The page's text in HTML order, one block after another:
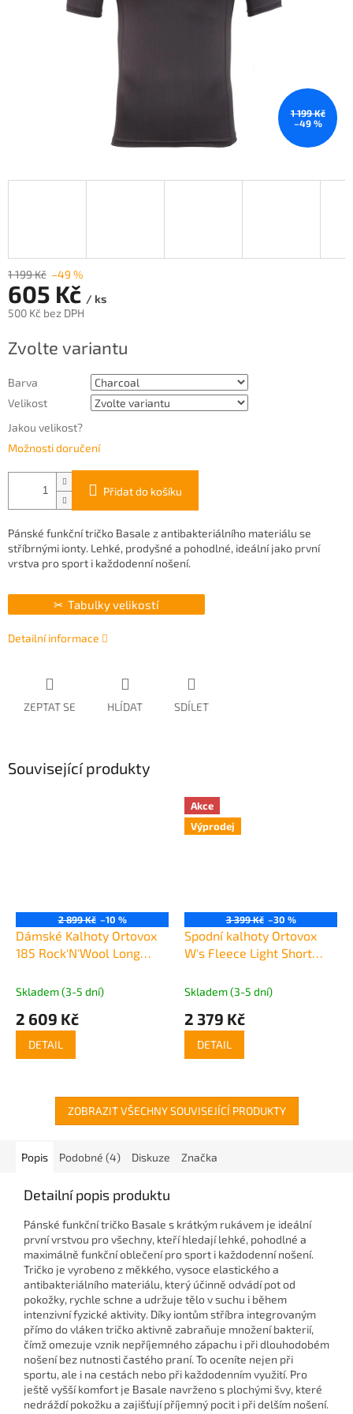
1 199 Kč
–49 %
1 199 Kč –49 %
605 Kč / ks
500 Kč bez DPH
cena:
Zvolte variantu
Barva
Velikost
Jakou velikost?
Možnosti doručení
Přidat do košíku
Pánské funkční tričko Basale z antibakteriálního materiálu se
stříbrnými ionty. Lehké, prodyšné a pohodlné, ideální jako první
vrstva pro sport i každodenní nošení.
Tabulky velikostí
Detailní informace
ZEPTAT SE HLÍDAT SDÍLET
Související produkty
2 899 Kč –10 %
Dámské Kalhoty Ortovox
185 Rock'N'Wool Long
Skladem (3-5 dní)
2 609 Kč
DETAIL
Akce
Výprodej
3 399 Kč –30 %
Spodní kalhoty Ortovox
W's Fleece Light Short
Skladem (3-5 dní)
2 379 Kč
DETAIL
ZOBRAZIT VŠECHNY SOUVISEJÍCÍ PRODUKTY
Popis Podobné (4) Diskuze Značka
Detailní popis produktu
Pánské funkční tričko Basale s krátkým rukávem je ideální
první vrstvou pro všechny, kteří hledají lehké, pohodlné a
maximálně funkční oblečení pro sport i každodenní nošení.
Tričko je vyrobeno z měkkého, vysoce elastického a
antibakteriálního materiálu, který účinně odvádí pot od
pokožky, rychle schne a udržuje tělo v suchu i během
intenzivní fyzické aktivity. Díky iontům stříbra integrovaným
přímo do vláken tričko aktivně zabraňuje množení bakterií,
čímž omezuje vznik nepříjemného zápachu i při dlouhodobém
nošení bez nutnosti častého praní. To oceníte nejen při
sportu, ale i na cestách nebo při každodenním využití. Pro
ještě vyšší komfort je Basale navrženo s plochými švy, které
nedráždí pokožku a zajišťují příjemný pocit i při delším nošení.